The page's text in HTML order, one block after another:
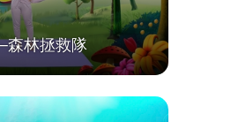
森林拯救隊